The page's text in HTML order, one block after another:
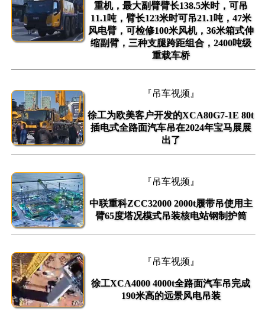
重机，最大副臂臂长138.5米时，可吊
11.1吨，臂长123米时可吊21.1吨，47米
风电臂，可检修100米风机，36米箱式伸
缩副臂，三种支腿跨距组合，2400吨级
重载车桥
『吊车视频』
徐工为欧美客户开发的XCA80G7-1E 80t
插电式全路面汽车吊在2024年宝马展展
出了
『吊车视频』
中联重科ZCC32000 2000t履带吊使用主
臂65度塔况模式吊装核电站钢制护筒
『吊车视频』
徐工XCA4000 4000t全路面汽车吊完成
190米高的远景风电吊装